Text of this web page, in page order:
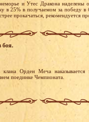
и Утес Дракона наделены
в 25% в получаемом за победу
прокачаться, рекомендуется
боя.
Орден Меча
поединке Чемпионата.